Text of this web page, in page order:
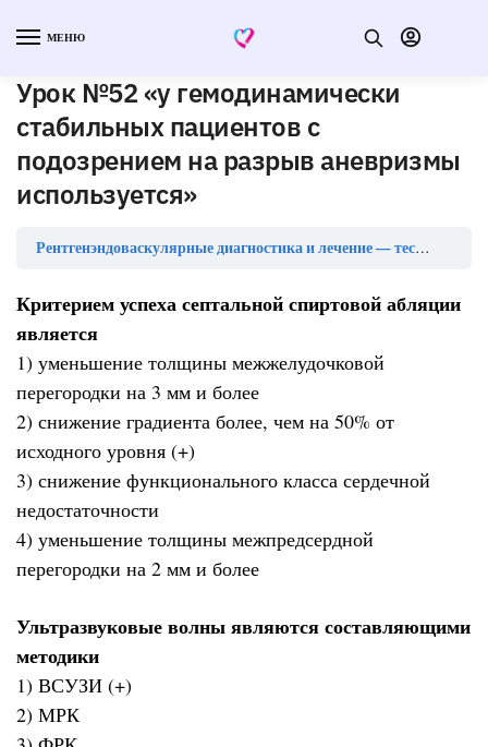
МЕНЮ
Урок №52 «у гемодинамически
стабильных пациентов с
подозрением на разрыв аневризмы
используется»
Рентгенэндоваскулярные диагностика и лечение — тесты с ответами
Критерием успеха септальной спиртовой абляции
является
1) уменьшение толщины межжелудочковой
перегородки на 3 мм и более
2) снижение градиента более, чем на 50% от
исходного уровня (+)
3) снижение функционального класса сердечной
недостаточности
4) уменьшение толщины межпредсердной
перегородки на 2 мм и более
Ультразвуковые волны являются составляющими
методики
1) ВСУЗИ (+)
2) МРК